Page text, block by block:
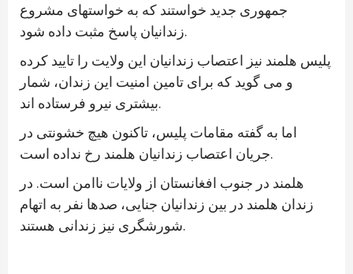
جمهوری جدید خواستند که به خواستهای مشروع
زندانیان پاسخ مثبت داده شود.
پلیس هلمند نیز اعتصاب زندانیان این ولایت را تایید کرده
و می گوید که برای تامین امنیت این زندان، شمار
بیشتری نیرو فرستاده اند.
اما به گفته مقامات پلیس، تاکنون هیچ خشونتی در
جریان اعتصاب زندانیان هلمند رخ نداده است.
هلمند در جنوب افغانستان از ولایات ناامن است. در
زندان هلمند در بین زندانیان جنایی، صدها نفر به اتهام
شورشگری نیز زندانی هستند.